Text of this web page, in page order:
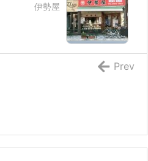
伊勢屋
Prev